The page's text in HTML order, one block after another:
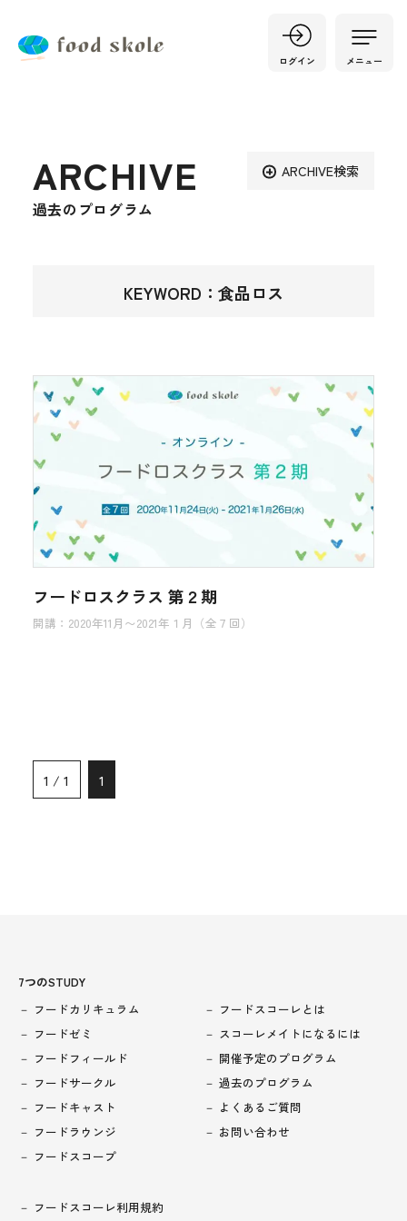
ログイン メニュー
ARCHIVE検索
ARCHIVE
過去のプログラム
KEYWORD：食品ロス
フードロスクラス 第２期
開講：2020年11月〜2021年１月（全７回）
1 / 1 1
7つのSTUDY
フードカリキュラム
フードゼミ
フードフィールド
フードサークル
フードキャスト
フードラウンジ
フードスコープ
フードスコーレとは
スコーレメイトになるには
開催予定のプログラム
過去のプログラム
よくあるご質問
お問い合わせ
フードスコーレ利用規約